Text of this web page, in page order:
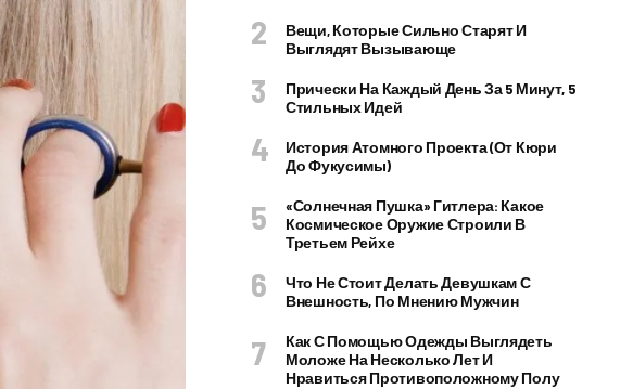
Вещи, Которые Сильно Старят И
Выглядят Вызывающе
Прически На Каждый День За 5 Минут, 5
Стильных Идей
История Атомного Проекта (от Кюри
До Фукусимы)
«Солнечная Пушка» Гитлера: Какое
Космическое Оружие Строили В
Третьем Рейхе
Что Не Стоит Делать Девушкам С
Внешность, По Мнению Мужчин
Как С Помощью Одежды Выглядеть
Моложе На Несколько Лет И
Нравиться Противоположному Полу